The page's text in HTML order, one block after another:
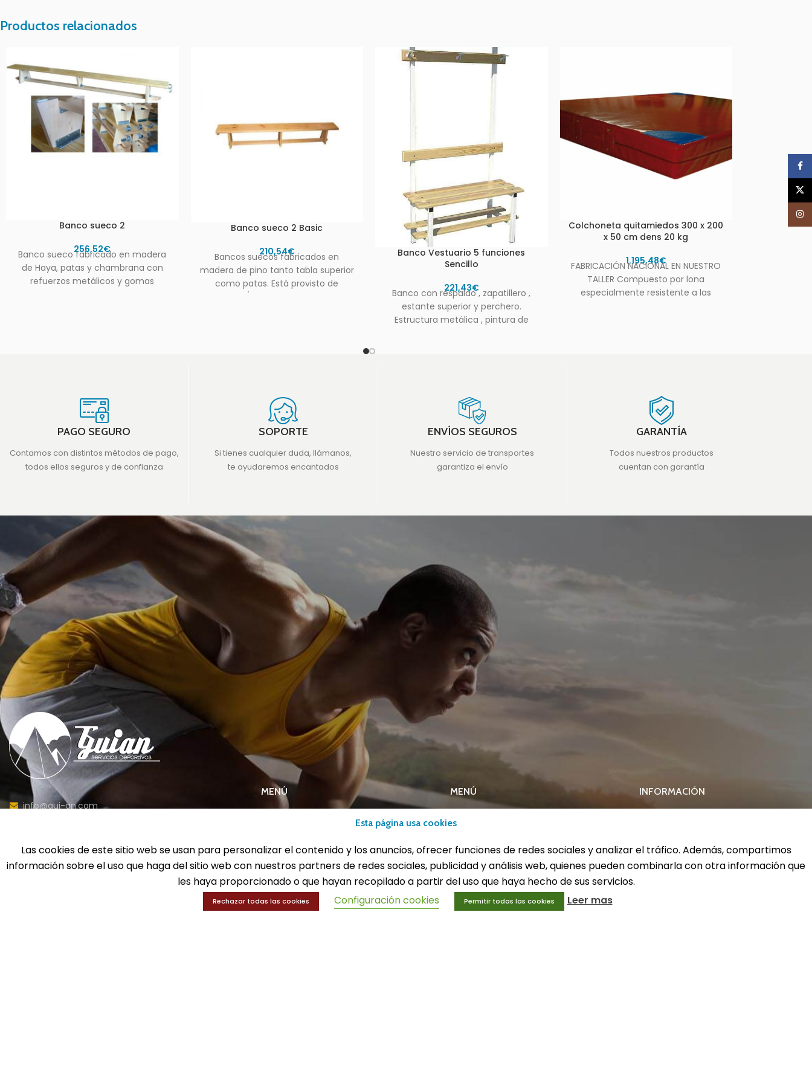
Productos relacionados
Banco sueco 2
256,52€
Banco sueco fabricado en madera
de Haya, patas y chambrana con
refuerzos metálicos y gomas
Banco sueco 2 Basic
210,54€
Bancos suecos fabricados en
madera de pino tanto tabla superior
como patas. Está provisto de
gancho/taco de madera para
Banco Vestuario 5 funciones
Sencillo
221,43€
Banco con respaldo , zapatillero ,
estante superior y perchero.
Estructura metálica , pintura de
Colchoneta quitamiedos 300 x 200
x 50 cm dens 20 kg
1.195,48€
FABRICACIÓN NACIONAL EN NUESTRO
TALLER Compuesto por lona
especialmente resistente a las
PAGO SEGURO
Contamos con distintos métodos de pago,
todos ellos seguros y de confianza
SOPORTE
Si tienes cualquier duda, llámanos,
te ayudaremos encantados
ENVÍOS SEGUROS
Nuestro servicio de transportes
garantiza el envío
GARANTÍA
Todos nuestros productos
cuentan con garantía
info@gui-an.com
Fax: 916 537 814
MENÚ
Educación física
Entrenamiento y educación física
MENÚ
Innovaciones
Ofertas
Trofeos y medallas
INFORMACIÓN
Política de privacidad
Política de cookies
Esta página usa cookies
Las cookies de este sitio web se usan para personalizar el contenido y los anuncios, ofrecer funciones de redes sociales y analizar el tráfico. Además, compartimos
información sobre el uso que haga del sitio web con nuestros partners de redes sociales, publicidad y análisis web, quienes pueden combinarla con otra información que
les haya proporcionado o que hayan recopilado a partir del uso que haya hecho de sus servicios.
Rechazar todas las cookies Configuración cookies Permitir todas las cookies Leer mas